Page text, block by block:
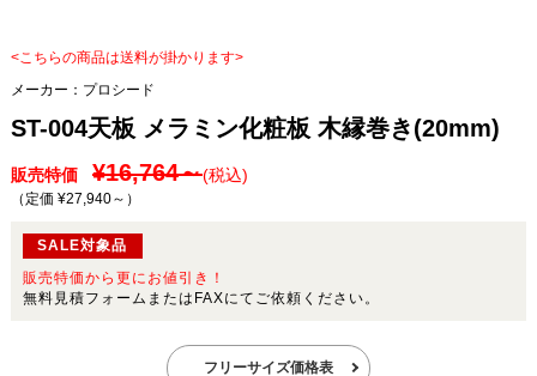
<こちらの商品は送料が掛かります>
メーカー： プロシード
ST-004天板 メラミン化粧板 木縁巻き(20mm)
販売特価 ¥16,764～(税込)
（定価 ¥27,940～ ）
SALE対象品
販売特価から更にお値引き！
無料見積フォームまたはFAXにてご依頼ください。
フリーサイズ価格表